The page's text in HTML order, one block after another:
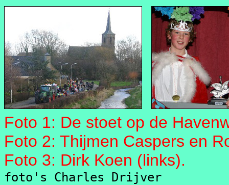
Foto 1: De stoet op de
Foto 2: Thijmen Caspers en
Foto 3: Dirk Koen (links).
foto's Charles Drijver